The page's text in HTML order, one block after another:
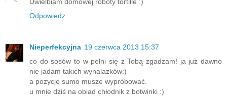
Odpowiedz
Nieperfekcyjna 19 czerwca 2013 15:37
co do sosów to w pełni się z Tobą zgadzam! ja już dawno
nie jadam takich wynalazków:)
a pozycje sumo musze wypróbować.
u mnie dziś na obiad chłodnik z botwinki :)